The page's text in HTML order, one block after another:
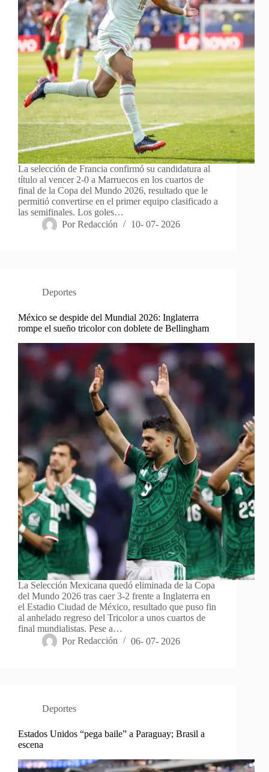
La selección de Francia confirmó su candidatura al
título al vencer 2-0 a Marruecos en los cuartos de
final de la Copa del Mundo 2026, resultado que le
permitió convertirse en el primer equipo clasificado a
las semifinales. Los goles…
Por Redacción 10- 07- 2026
Deportes
México se despide del Mundial 2026: Inglaterra
rompe el sueño tricolor con doblete de Bellingham
La Selección Mexicana quedó eliminada de la Copa
del Mundo 2026 tras caer 3-2 frente a Inglaterra en
el Estadio Ciudad de México, resultado que puso fin
al anhelado regreso del Tricolor a unos cuartos de
final mundialistas. Pese a…
Por Redacción 06- 07- 2026
Deportes
Estados Unidos “pega baile” a Paraguay; Brasil a
escena